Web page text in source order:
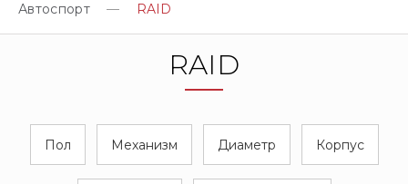
Автоспорт
RAID
RAID
Пол Механизм Диаметр Корпус